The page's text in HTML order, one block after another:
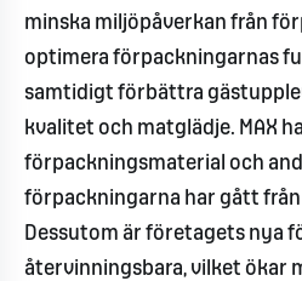
minska miljöpåverkan från
optimera förpackningarnas
samtidigt förbättra
kvalitet och matglädje. MAX
förpackningsmaterial och
förpackningarna har gått från
Dessutom är företagets nya
återvinningsbara, vilket ökar